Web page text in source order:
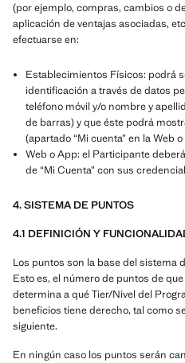
(por ejemplo, compras, cambios o
aplicación de ventajas asociadas,
efectuarse en:
Establecimientos Físicos: podrá
identificación a través de datos
teléfono móvil y/o nombre y
de barras) y que éste podrá
(apartado “Mi cuenta” en la Web
Web o App: el Participante
de “Mi Cuenta” con sus
4. SISTEMA DE PUNTOS
4.1 DEFINICIÓN Y
Los puntos son la base del sistema
Esto es, el número de puntos de
determina a qué Tier/Nivel del
beneficios tiene derecho, tal como
siguiente.
En ningún caso los puntos serán